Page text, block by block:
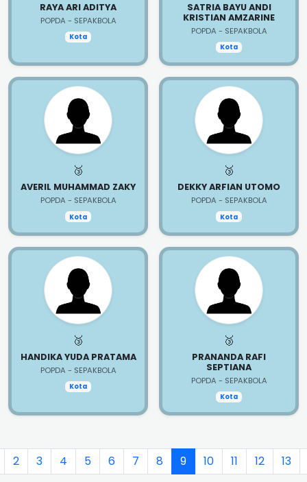
RAYA ARI ADITYA
POPDA - SEPAKBOLA
Kota
SATRIA BAYU ANDI
KRISTIAN AMZARINE
POPDA - SEPAKBOLA
Kota
🥉
AVERIL MUHAMMAD ZAKY
POPDA - SEPAKBOLA
Kota
🥉
DEKKY ARFIAN UTOMO
POPDA - SEPAKBOLA
Kota
🥉
HANDIKA YUDA PRATAMA
POPDA - SEPAKBOLA
Kota
🥉
PRANANDA RAFI
SEPTIANA
POPDA - SEPAKBOLA
Kota
2 3 4 5 6 7 8 9 10 11 12 13